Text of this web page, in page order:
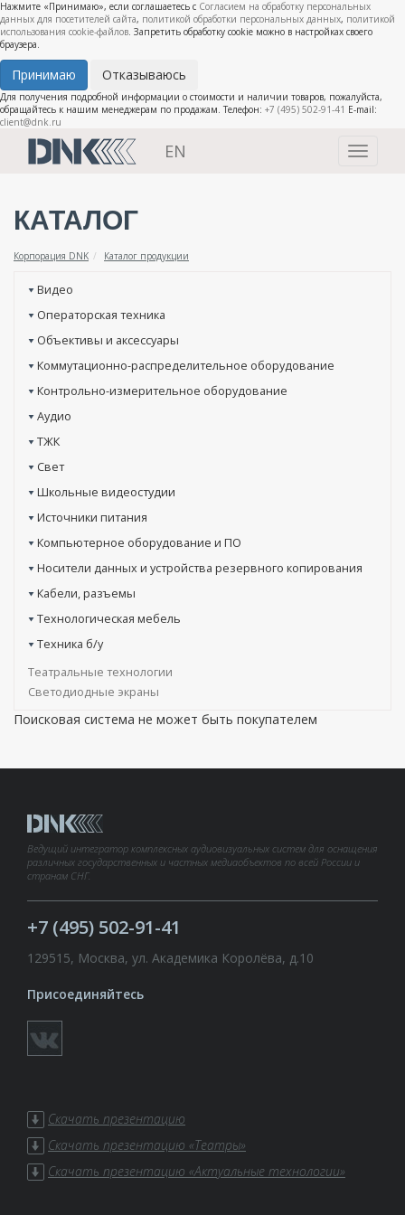
Нажмите «Принимаю», если соглашаетесь с Согласием на обработку персональных
данных для посетителей сайта, политикой обработки персональных данных, политикой
использования cookie-файлов. Запретить обработку cookie можно в настройках своего
браузера.
Принимаю Отказываюсь
Для получения подробной информации о стоимости и наличии товаров, пожалуйста,
обращайтесь к нашим менеджерам по продажам. Телефон: +7 (495) 502-91-41 E-mail:
client@dnk.ru
Toggle
EN
КАТАЛОГ
Корпорация DNK Каталог продукции
Видео
Операторская техника
Объективы и аксессуары
Коммутационно-распределительное оборудование
Контрольно-измерительное оборудование
Аудио
ТЖК
Свет
Школьные видеостудии
Источники питания
Компьютерное оборудование и ПО
Носители данных и устройства резервного копирования
Кабели, разъемы
Технологическая мебель
Техника б/у
Театральные технологии
Светодиодные экраны
Поисковая система не может быть покупателем
Ведущий интегратор комплексных аудиовизуальных систем для оснащения
различных государственных и частных медиаобъектов по всей России и
странам СНГ.
+7 (495) 502-91-41
129515, Москва, ул. Академика Королёва, д.10
Присоединяйтесь
Скачать презентацию
Скачать презентацию «Театры»
Скачать презентацию «Актуальные технологии»